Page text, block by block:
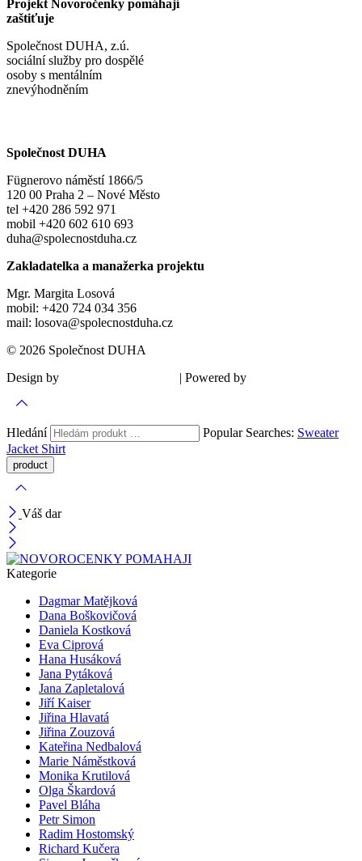
Projekt Novoročenky pomáhají
zaštiťuje
Společnost DUHA, z.ú.
sociální služby pro dospělé
osoby s mentálním
znevýhodněním
Společnost DUHA
Fügnerovo náměstí 1866/5
120 00 Praha 2 – Nové Město
tel +420 286 592 971
mobil +420 602 610 693
duha@spolecnostduha.cz
Zakladatelka a manažerka projektu
Mgr. Margita Losová
mobil: +420 724 034 356
mail: losova@spolecnostduha.cz
© 2026 Společnost DUHA
Design by
| Powered by
Hledání Popular Searches: Sweater
Jacket Shirt
Váš dar
Kategorie
Dagmar Matějková
Dana Boškovičová
Daniela Kostková
Eva Ciprová
Hana Husáková
Jana Pytáková
Jana Zapletalová
Jiří Kaiser
Jiřina Hlavatá
Jiřina Zouzová
Kateřina Nedbalová
Marie Náměstková
Monika Krutilová
Olga Škardová
Pavel Bláha
Petr Simon
Radim Hostomský
Richard Kučera